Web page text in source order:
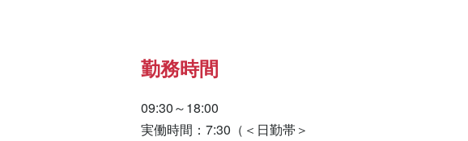
勤務時間
09:30～18:00
実働時間：7:30（＜日勤帯＞